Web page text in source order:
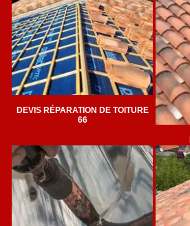
DEVIS RÉPARATION DE TOITURE
66